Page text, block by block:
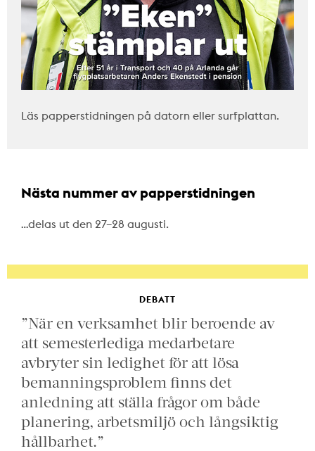
Läs papperstidningen på datorn eller surfplattan.
Nästa nummer av papperstidningen
…delas ut den 27–28 augusti.
DEBATT
”När en verksamhet blir beroende av
att semesterlediga medarbetare
avbryter sin ledighet för att lösa
bemanningsproblem finns det
anledning att ställa frågor om både
planering, arbetsmiljö och långsiktig
hållbarhet.”